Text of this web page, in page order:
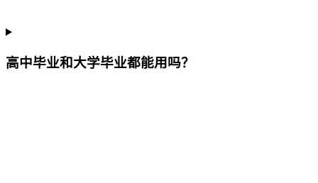
高中毕业和大学毕业都能用吗？